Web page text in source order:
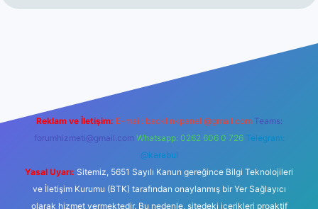
Reklam ve İletişim: E-mail: backlinkpaneli@gmail.com Teams:
forumhizmeti@gmail.com Whatsapp: 0262 606 0 726 Telegram:
@karabul
Yasal Uyarı: Sitemiz, 5651 Sayılı Kanun gereğince Bilgi Teknolojileri
ve İletişim Kurumu (BTK) tarafından onaylanmış bir Yer Sağlayıcı
olarak hizmet vermektedir. Bu nedenle, sitedeki içerikleri proaktif